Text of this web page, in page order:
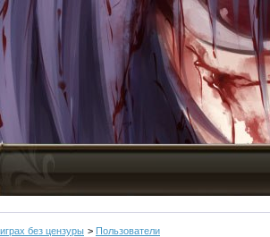
без цензуры > Пользователи